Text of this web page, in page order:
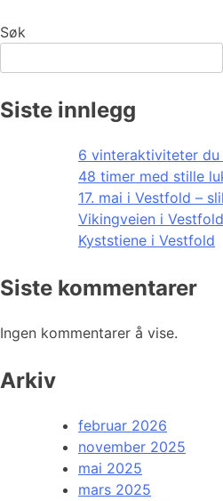
Søk
Siste innlegg
6 vinteraktiviteter du
48 timer med stille
17. mai i Vestfold –
Vikingveien i Vestfold
Kyststiene i Vestfold
Siste kommentarer
Ingen kommentarer å vise.
Arkiv
februar 2026
november 2025
mai 2025
mars 2025